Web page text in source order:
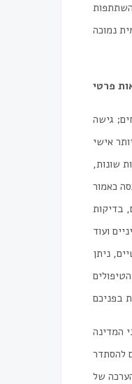
גישה
שונות,
כאמור
בדיקות
ניתן
המדינה
להסתדר
של